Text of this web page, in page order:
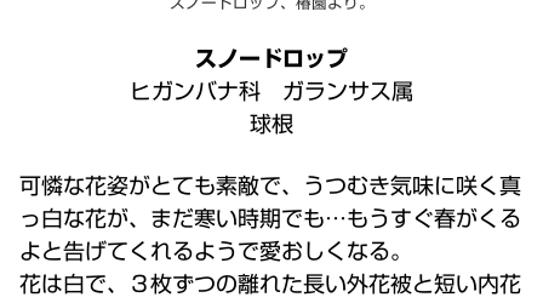
スノードロップ
ヒガンバナ科 ガランサス属
球根
可憐な花姿がとても素敵で、うつむき気味に咲く真
っ白な花が、まだ寒い時期でも…もうすぐ春がくる
よと告げてくれるようで愛おしくなる。
花は白で、３枚ずつの離れた長い外花被と短い内花